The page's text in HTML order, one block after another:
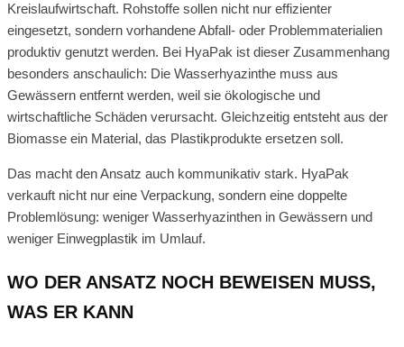
Kreislaufwirtschaft. Rohstoffe sollen nicht nur effizienter
eingesetzt, sondern vorhandene Abfall- oder Problemmaterialien
produktiv genutzt werden. Bei HyaPak ist dieser Zusammenhang
besonders anschaulich: Die Wasserhyazinthe muss aus
Gewässern entfernt werden, weil sie ökologische und
wirtschaftliche Schäden verursacht. Gleichzeitig entsteht aus der
Biomasse ein Material, das Plastikprodukte ersetzen soll.
Das macht den Ansatz auch kommunikativ stark. HyaPak
verkauft nicht nur eine Verpackung, sondern eine doppelte
Problemlösung: weniger Wasserhyazinthen in Gewässern und
weniger Einwegplastik im Umlauf.
WO DER ANSATZ NOCH BEWEISEN MUSS,
WAS ER KANN